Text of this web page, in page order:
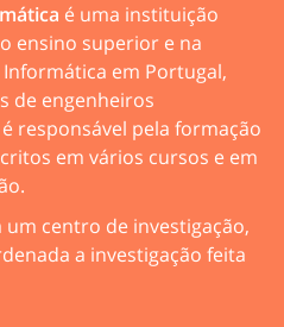
é uma instituição
ensino superior e na
em Portugal,
de engenheiros
responsável pela formação
em vários cursos e em
centro de investigação,
a investigação feita